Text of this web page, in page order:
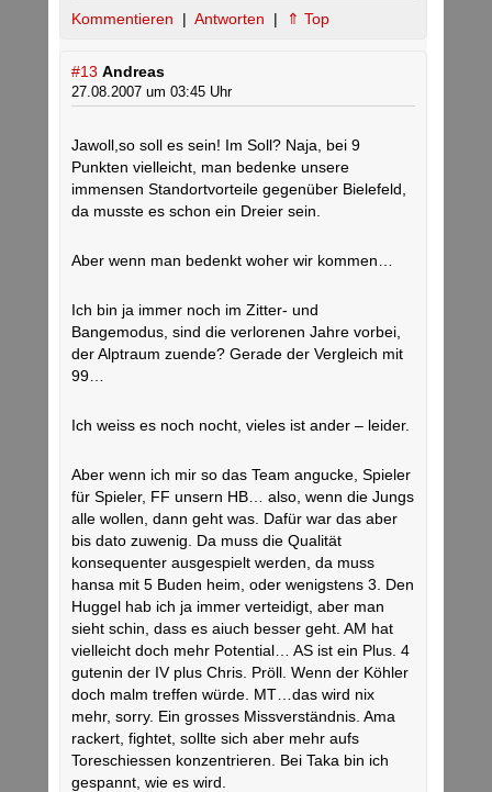
Kommentieren | Antworten | ⇑ Top
#13 Andreas
27.08.2007 um 03:45 Uhr
Jawoll,so soll es sein! Im Soll? Naja, bei 9
Punkten vielleicht, man bedenke unsere
immensen Standortvorteile gegenüber Bielefeld,
da musste es schon ein Dreier sein.
Aber wenn man bedenkt woher wir kommen…
Ich bin ja immer noch im Zitter- und
Bangemodus, sind die verlorenen Jahre vorbei,
der Alptraum zuende? Gerade der Vergleich mit
99…
Ich weiss es noch nocht, vieles ist ander – leider.
Aber wenn ich mir so das Team angucke, Spieler
für Spieler, FF unsern HB… also, wenn die Jungs
alle wollen, dann geht was. Dafür war das aber
bis dato zuwenig. Da muss die Qualität
konsequenter ausgespielt werden, da muss
hansa mit 5 Buden heim, oder wenigstens 3. Den
Huggel hab ich ja immer verteidigt, aber man
sieht schin, dass es aiuch besser geht. AM hat
vielleicht doch mehr Potential… AS ist ein Plus. 4
gutenin der IV plus Chris. Pröll. Wenn der Köhler
doch malm treffen würde. MT…das wird nix
mehr, sorry. Ein grosses Missverständnis. Ama
rackert, fightet, sollte sich aber mehr aufs
Toreschiessen konzentrieren. Bei Taka bin ich
gespannt, wie es wird.